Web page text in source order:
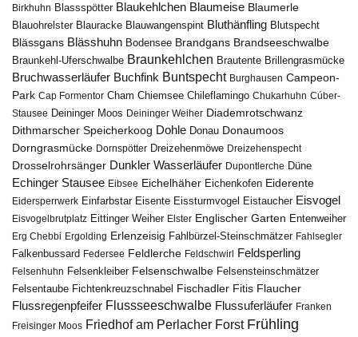
Birkhuhn Blassspötter Blaukehlchen Blaumeise Blaumerle
Blauohrelster Blauracke Blauwangenspint Bluthänfling Blutspecht
Blässgans Blässhuhn Bodensee Brandgans Brandseeschwalbe
Braunkehl-Uferschwalbe Braunkehlchen Brautente Brillengrasmücke
Bruchwasserläufer Buchfink Buntspecht Burghausen Campeon-
Park Cap Formentor Cham Chiemsee Chileflamingo Chukarhuhn Cúber-
Stausee Deininger Moos Deininger Weiher Diademrotschwanz
Dithmarscher Speicherkoog Dohle Donau Donaumoos
Dorngrasmücke Dornspötter Dreizehenmöwe Dreizehenspecht
Drosselrohrsänger Dunkler Wasserläufer Dupontlerche Düne
Echinger Stausee Eibsee Eichelhäher Eichenkofen Eiderente
Eidersperrwerk Einfarbstar Eisente Eissturmvogel Eistaucher Eisvogel
Eisvogelbrutplatz Eittinger Weiher Elster Englischer Garten Entenweiher
Erg Chebbi Ergolding Erlenzeisig Fahlbürzel-Steinschmätzer Fahlsegler
Falkenbussard Federsee Feldlerche Feldschwirl Feldsperling
Felsenhuhn Felsenkleiber Felsenschwalbe Felsensteinschmätzer
Felsentaube Fichtenkreuzschnabel Fischadler Fitis Flaucher
Flussregenpfeifer Flussseeschwalbe Flussuferläufer Franken
Freisinger Moos Friedhof am Perlacher Forst Frühling